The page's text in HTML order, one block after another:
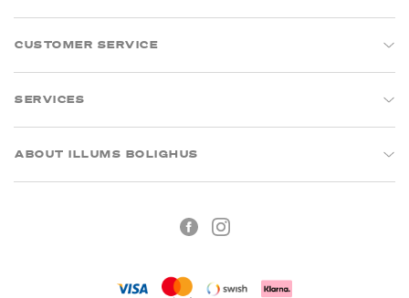
CUSTOMER SERVICE
SERVICES
ABOUT ILLUMS BOLIGHUS